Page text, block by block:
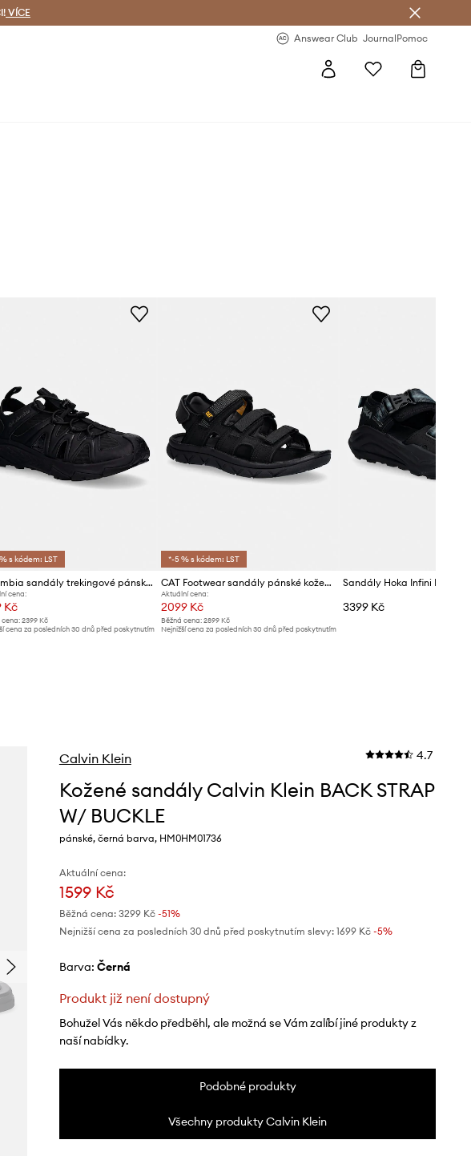
VÍCE
Answear Club JournalPomoc
s kódem: LST
Columbia sandály trekingové pánské PEAKFREAK RUSH
cena:
Kč
cena: 2399 Kč
cena za posledních 30 dnů před poskytnutím
*-5 % s kódem: LST
CAT Footwear sandály pánské kožené CADENT
Aktuální cena:
2099 Kč
Běžná cena:2899 Kč
Nejnižší cena za posledních 30 dnů před poskytnutím
Sandály Hoka Infini Hike TC
3399 Kč
Calvin Klein 4.7
Kožené sandály Calvin Klein BACK STRAP
W/ BUCKLE
pánské, černá barva, HM0HM01736
Aktuální cena:
1599 Kč
Běžná cena: 3299 Kč-51%
Nejnižší cena za posledních 30 dnů před poskytnutím slevy: 1699 Kč -5%
Barva: černá
Produkt již není dostupný
Bohužel Vás někdo předběhl, ale možná se Vám zalíbí jiné produkty z
naší nabídky.
Podobné produkty
Všechny produkty Calvin Klein